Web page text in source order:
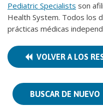
Pediatric Specialists son
Health System. Todos los
prácticas médicas
VOLVER A LOS
BUSCAR DE NUEVO